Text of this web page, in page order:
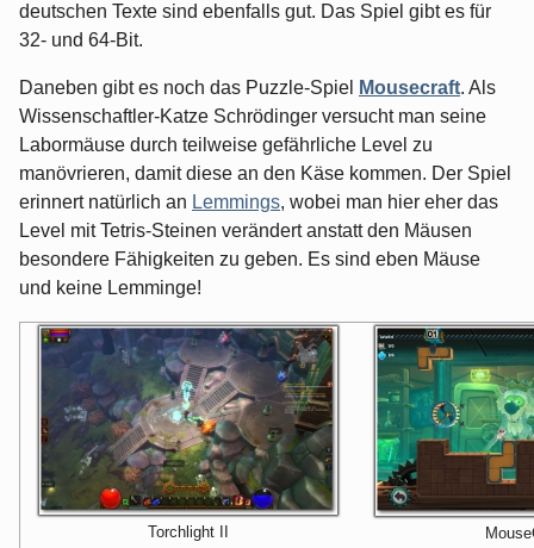
deutschen Texte sind ebenfalls gut. Das Spiel gibt es für
32- und 64-Bit.
Daneben gibt es noch das Puzzle-Spiel Mousecraft. Als
Wissenschaftler-Katze Schrödinger versucht man seine
Labormäuse durch teilweise gefährliche Level zu
manövrieren, damit diese an den Käse kommen. Der Spiel
erinnert natürlich an Lemmings, wobei man hier eher das
Level mit Tetris-Steinen verändert anstatt den Mäusen
besondere Fähigkeiten zu geben. Es sind eben Mäuse
und keine Lemminge!
Torchlight II